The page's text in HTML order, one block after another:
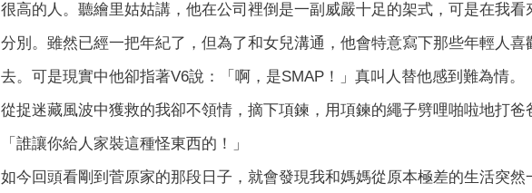
很高的人。聽繪里姑姑講，他在公司裡倒是一副威嚴十足的架式，可是在我
分別。雖然已經一把年紀了，但為了和女兒溝通，他會特意寫下那些年輕人
去。可是現實中他卻指著V6說：「啊，是SMAP！」真叫人替他感到難為情。
從捉迷藏風波中獲救的我卻不領情，摘下項鍊，用項鍊的繩子劈哩啪啦地打爸
「誰讓你給人家裝這種怪東西的！」
如今回頭看剛到菅原家的那段日子，就會發現我和媽媽從原本極差的生活突